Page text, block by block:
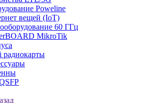
Poweline
вещей (IoT)
60 ГГц
MikroTik
радиокарты